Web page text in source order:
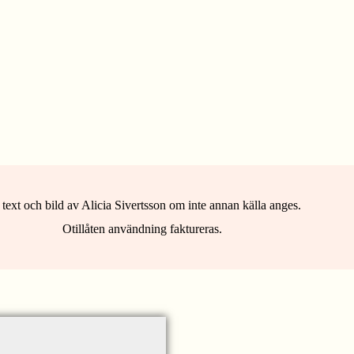
och bild av Alicia Sivertsson om inte annan källa anges.
Otillåten användning faktureras.